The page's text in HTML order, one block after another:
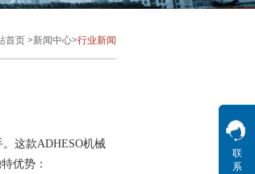
首页 >新闻中心>行业新闻
这款ADHESO机械
优势：
联
系